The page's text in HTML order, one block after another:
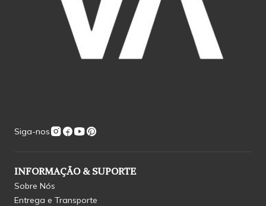
Siga-nos
INFORMAÇÃO & SUPORTE
Sobre Nós
Entrega e Transporte